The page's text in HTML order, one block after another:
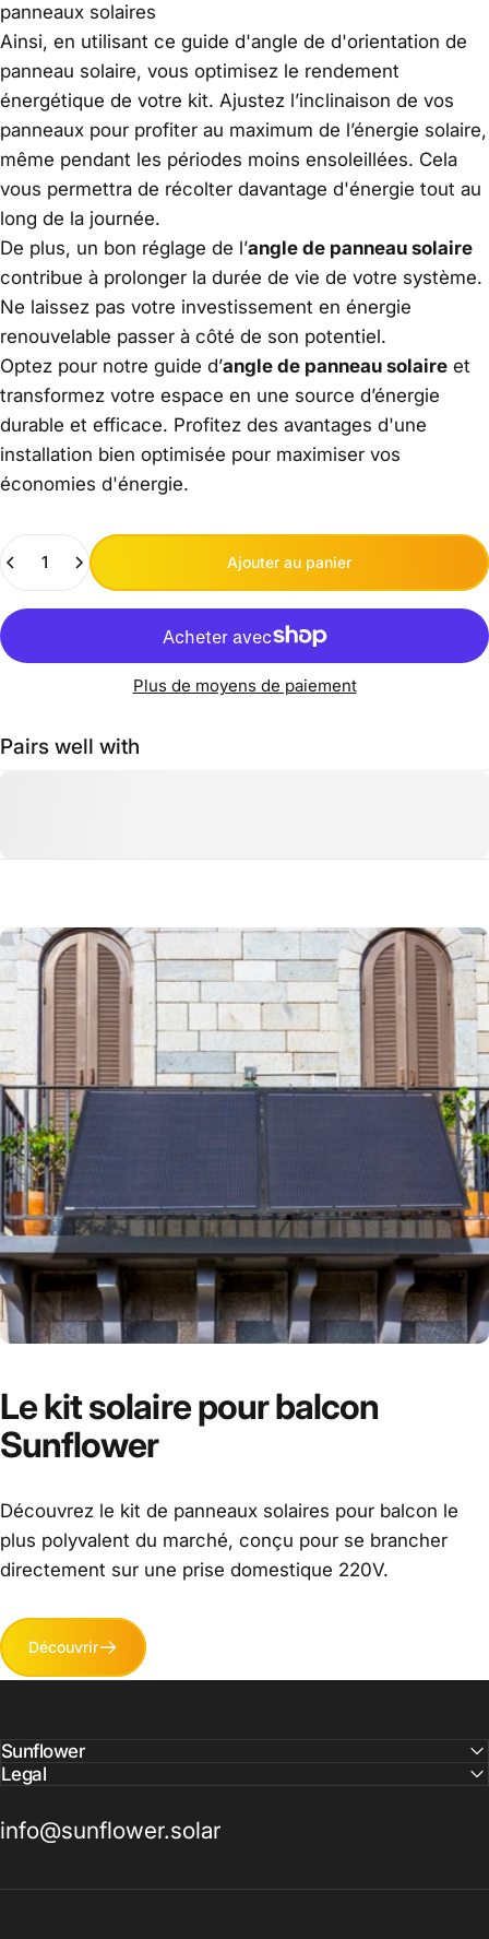
panneaux solaires
Ainsi, en utilisant ce guide d'angle de d'orientation de
panneau solaire, vous optimisez le rendement
énergétique de votre kit. Ajustez l’inclinaison de vos
panneaux pour profiter au maximum de l’énergie solaire,
même pendant les périodes moins ensoleillées. Cela
vous permettra de récolter davantage d'énergie tout au
long de la journée.
De plus, un bon réglage de l’angle de panneau solaire
contribue à prolonger la durée de vie de votre système.
Ne laissez pas votre investissement en énergie
renouvelable passer à côté de son potentiel.
Optez pour notre guide d’angle de panneau solaire et
transformez votre espace en une source d’énergie
durable et efficace. Profitez des avantages d'une
installation bien optimisée pour maximiser vos
économies d'énergie.
Quantité
Ajouter au panier
Plus de moyens de paiement
Pairs well with
Lekitsolairepourbalcon
Sunflower
Découvrez le kit de panneaux solaires pour balcon le
plus polyvalent du marché, conçu pour se brancher
directement sur une prise domestique 220V.
Découvrir
Sunflower
Legal
info@sunflower.solar